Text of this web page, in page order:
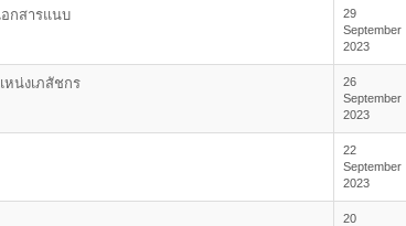
กสารแนบ
29
September
2023
น่งเภสัชกร
26
September
2023
22
September
2023
20